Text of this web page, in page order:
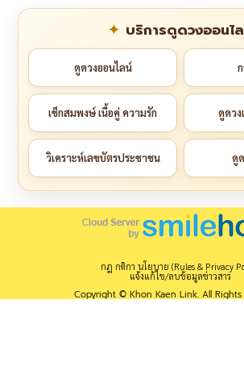
บริการดูดวงออนไ
ดูดวงออนไลน์
เช็กสมพงษ์ เนื้อคู่ ความรัก ดูดวง
วิเคราะห์เลขบัตรประชาชน ดู
กฎ กติกา นโยบาย (Rules & Privacy
แจ้งแก้ไข/ลบข้อมูลข่าวสาร
Copyright © Khon Kaen Link. All Rights